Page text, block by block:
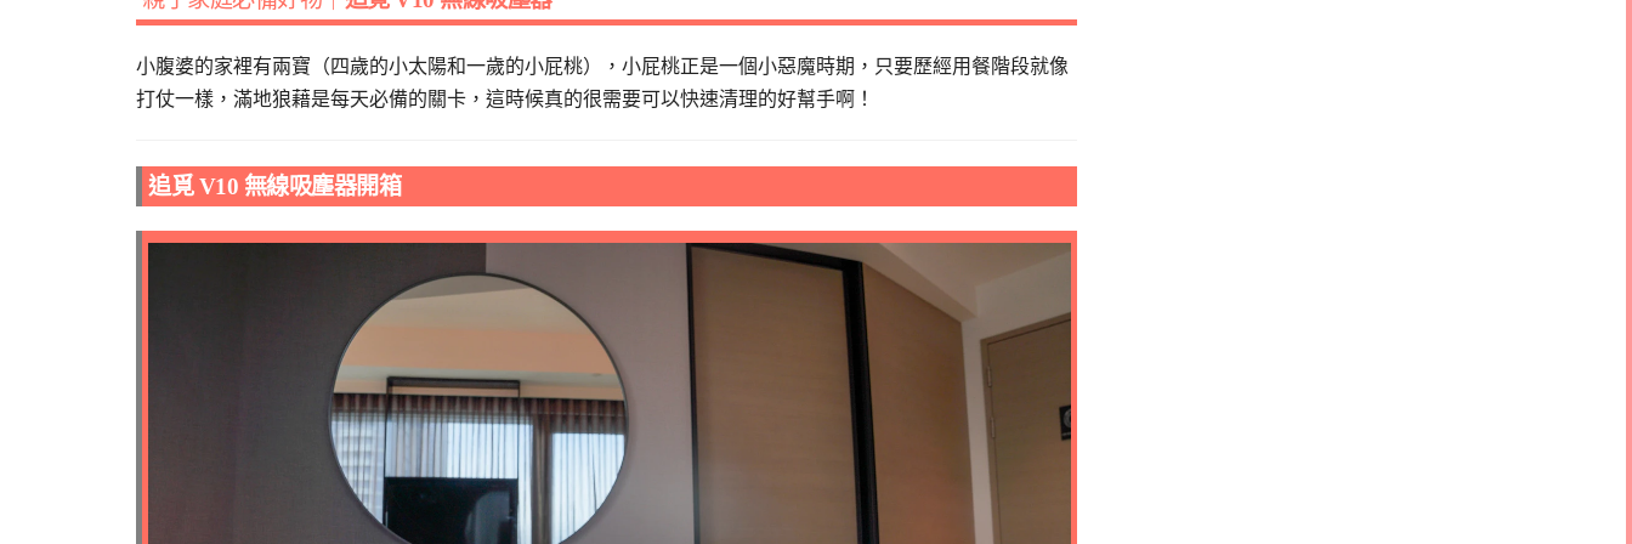
小腹婆的家裡有兩寶（四歲的小太陽和一歲的小屁桃），小屁桃正是一個小惡魔時期，只要歷經用餐階段就像
打仗一樣，滿地狼藉是每天必備的關卡，這時候真的很需要可以快速清理的好幫手啊！
追覓V10 無線吸塵器開箱